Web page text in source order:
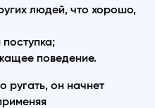
людей, что хорошо,
поступка;
поведение.
ругать, он начнет